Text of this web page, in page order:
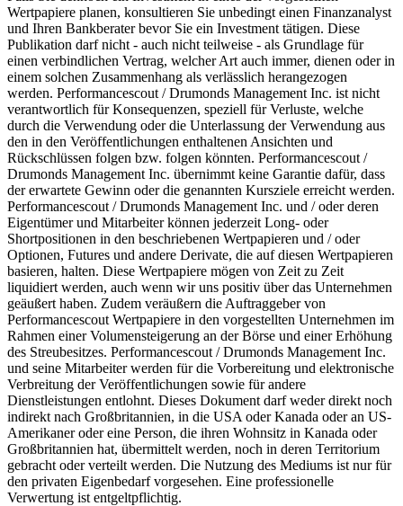
Wertpapiere planen, konsultieren Sie unbedingt einen Finanzanalyst
und Ihren Bankberater bevor Sie ein Investment tätigen. Diese
Publikation darf nicht - auch nicht teilweise - als Grundlage für
einen verbindlichen Vertrag, welcher Art auch immer, dienen oder in
einem solchen Zusammenhang als verlässlich herangezogen
werden. Performancescout / Drumonds Management Inc. ist nicht
verantwortlich für Konsequenzen, speziell für Verluste, welche
durch die Verwendung oder die Unterlassung der Verwendung aus
den in den Veröffentlichungen enthaltenen Ansichten und
Rückschlüssen folgen bzw. folgen könnten. Performancescout /
Drumonds Management Inc. übernimmt keine Garantie dafür, dass
der erwartete Gewinn oder die genannten Kursziele erreicht werden.
Performancescout / Drumonds Management Inc. und / oder deren
Eigentümer und Mitarbeiter können jederzeit Long- oder
Shortpositionen in den beschriebenen Wertpapieren und / oder
Optionen, Futures und andere Derivate, die auf diesen Wertpapieren
basieren, halten. Diese Wertpapiere mögen von Zeit zu Zeit
liquidiert werden, auch wenn wir uns positiv über das Unternehmen
geäußert haben. Zudem veräußern die Auftraggeber von
Performancescout Wertpapiere in den vorgestellten Unternehmen im
Rahmen einer Volumensteigerung an der Börse und einer Erhöhung
des Streubesitzes. Performancescout / Drumonds Management Inc.
und seine Mitarbeiter werden für die Vorbereitung und elektronische
Verbreitung der Veröffentlichungen sowie für andere
Dienstleistungen entlohnt. Dieses Dokument darf weder direkt noch
indirekt nach Großbritannien, in die USA oder Kanada oder an US-
Amerikaner oder eine Person, die ihren Wohnsitz in Kanada oder
Großbritannien hat, übermittelt werden, noch in deren Territorium
gebracht oder verteilt werden. Die Nutzung des Mediums ist nur für
den privaten Eigenbedarf vorgesehen. Eine professionelle
Verwertung ist entgeltpflichtig.